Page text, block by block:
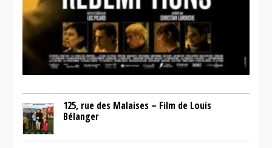
125, rue des Malaises – Film de Louis
Bélanger